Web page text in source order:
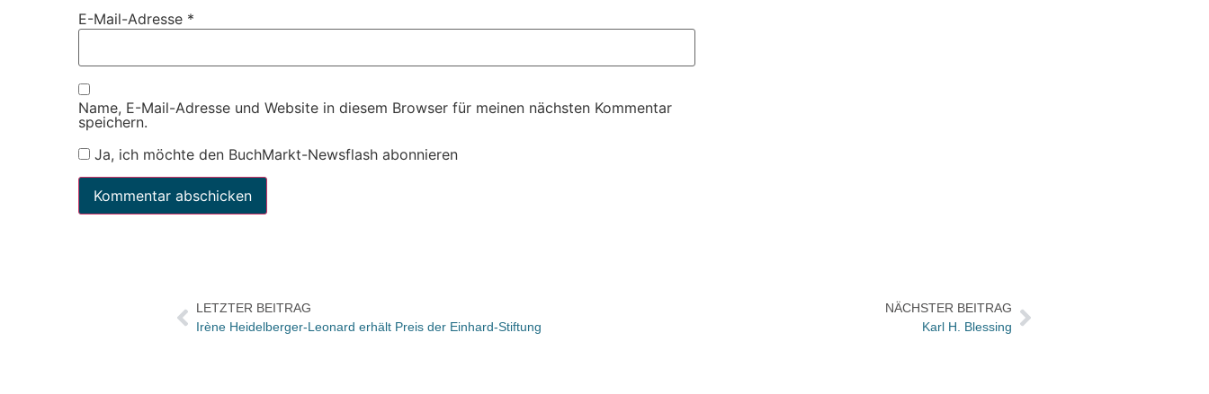
E-Mail-Adresse *
Name, E-Mail-Adresse und Website in diesem Browser für meinen nächsten Kommentar
speichern.
Ja, ich möchte den BuchMarkt-Newsflash abonnieren
LETZTER BEITRAG
Irène Heidelberger-Leonard erhält Preis der Einhard-Stiftung
NÄCHSTER BEITRAG
Karl H. Blessing